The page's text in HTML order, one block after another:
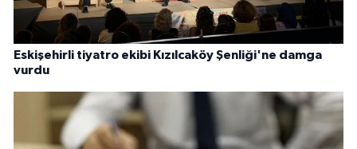
Eskişehirli tiyatro ekibi Kızılcaköy Şenliği'ne damga
vurdu